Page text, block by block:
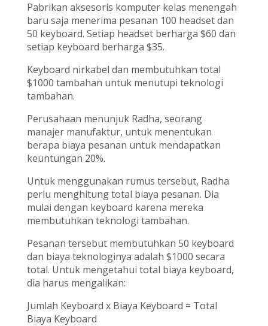
Pabrikan aksesoris komputer kelas menengah
baru saja menerima pesanan 100 headset dan
50 keyboard. Setiap headset berharga $60 dan
setiap keyboard berharga $35.
Keyboard nirkabel dan membutuhkan total
$1000 tambahan untuk menutupi teknologi
tambahan.
Perusahaan menunjuk Radha, seorang
manajer manufaktur, untuk menentukan
berapa biaya pesanan untuk mendapatkan
keuntungan 20%.
Untuk menggunakan rumus tersebut, Radha
perlu menghitung total biaya pesanan. Dia
mulai dengan keyboard karena mereka
membutuhkan teknologi tambahan.
Pesanan tersebut membutuhkan 50 keyboard
dan biaya teknologinya adalah $1000 secara
total. Untuk mengetahui total biaya keyboard,
dia harus mengalikan:
Jumlah Keyboard x Biaya Keyboard = Total
Biaya Keyboard